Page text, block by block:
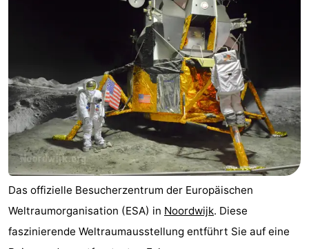
Das offizielle Besucherzentrum der Europäischen
Weltraumorganisation (ESA) in Noordwijk. Diese
faszinierende Weltraumausstellung entführt Sie auf eine